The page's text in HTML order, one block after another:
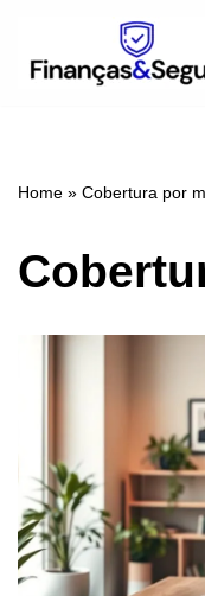
Pular
Home » Cobertura por